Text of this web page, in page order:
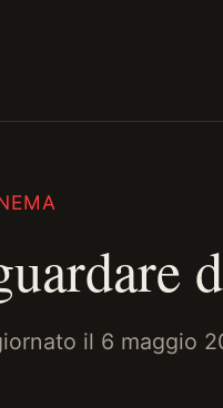
il 6 maggio